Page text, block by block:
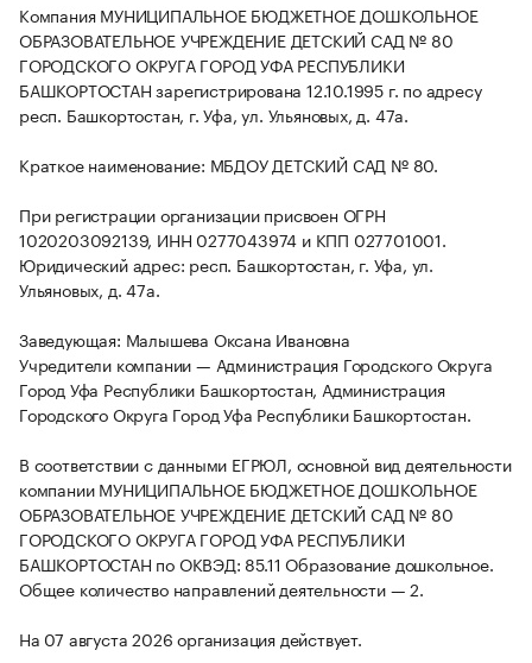
Компания МУНИЦИПАЛЬНОЕ БЮДЖЕТНОЕ ДОШКОЛЬНОЕ
ОБРАЗОВАТЕЛЬНОЕ УЧРЕЖДЕНИЕ ДЕТСКИЙ САД № 80
ГОРОДСКОГО ОКРУГА ГОРОД УФА РЕСПУБЛИКИ
БАШКОРТОСТАН зарегистрирована 12.10.1995 г. по адресу
респ. Башкортостан, г. Уфа, ул. Ульяновых, д. 47а.
Краткое наименование: МБДОУ ДЕТСКИЙ САД № 80.
При регистрации организации присвоен ОГРН
1020203092139, ИНН 0277043974 и КПП 027701001.
Юридический адрес: респ. Башкортостан, г. Уфа, ул.
Ульяновых, д. 47а.
Заведующая: Малышева Оксана Ивановна
Учредители компании — Администрация Городского Округа
Город Уфа Республики Башкортостан, Администрация
Городского Округа Город Уфа Республики Башкортостан.
В соответствии с данными ЕГРЮЛ, основной вид деятельности
компании МУНИЦИПАЛЬНОЕ БЮДЖЕТНОЕ ДОШКОЛЬНОЕ
ОБРАЗОВАТЕЛЬНОЕ УЧРЕЖДЕНИЕ ДЕТСКИЙ САД № 80
ГОРОДСКОГО ОКРУГА ГОРОД УФА РЕСПУБЛИКИ
БАШКОРТОСТАН по ОКВЭД: 85.11 Образование дошкольное.
Общее количество направлений деятельности — 2.
На 07 августа 2026 организация действует.